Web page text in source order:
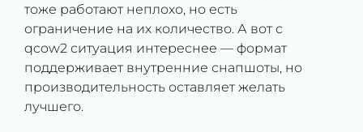
тоже работают неплохо, но есть
ограничение на их количество. А вот с
qcow2 ситуация интереснее — формат
поддерживает внутренние снапшоты, но
производительность оставляет желать
лучшего.